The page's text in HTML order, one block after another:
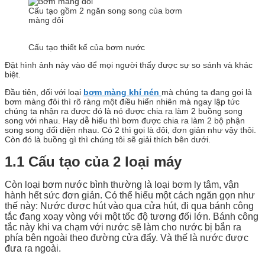
Cấu tạo gồm 2 ngăn song song của bơm
màng đôi
Cấu tạo thiết kế của bơm nước
Đặt hình ảnh này vào để mọi người thấy được sự so sánh và khác
biệt.
Đầu tiên, đối với loại bơm màng khí nén mà chúng ta đang gọi là
bơm màng đôi thì rõ ràng một điều hiển nhiên mà ngay lập tức
chúng ta nhận ra được đó là nó được chia ra làm 2 buồng song
song với nhau. Hay dễ hiểu thì bơm được chia ra làm 2 bộ phận
song song đối diện nhau. Có 2 thì gọi là đôi, đơn giản như vậy thôi.
Còn đó là buồng gì thì chúng tôi sẽ giải thích bên dưới.
1.1 Cấu tạo của 2 loại máy
Còn loại bơm nước bình thường là loại bơm ly tâm, vận
hành hết sức đơn giản. Có thể hiểu một cách ngăn gọn như
thế này: Nước được hút vào qua cửa hút, đi qua bánh công
tắc đang xoay vòng với một tốc độ tương đối lớn. Bánh công
tắc này khi va chạm với nước sẽ làm cho nước bị bắn ra
phía bên ngoài theo đường cửa đẩy. Và thế là nước được
đưa ra ngoài.